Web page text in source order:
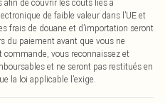
de couvrir les coûts liés à
de faible valeur dans l’UE et
frais de douane et d’importation seront
du paiement avant que vous ne
vous reconnaissez et
et ne seront pas restitués en
la loi applicable l’exige.